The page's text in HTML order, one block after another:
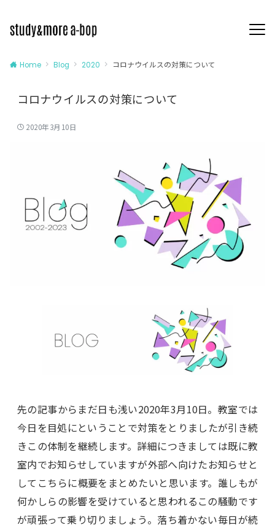
Home Blog 2020 コロナウイルスの対策について
コロナウイルスの対策について
2020年3月10日
先の記事からまだ日も浅い2020年3月10日。教室では
今日を目処にということで対策をとりましたが引き続
きこの体制を継続します。詳細につきましては既に教
室内でお知らせしていますが外部へ向けたお知らせと
してこちらに概要をまとめたいと思います。誰しもが
何かしらの影響を受けていると思われるこの騒動です
が頑張って乗り切りましょう。落ち着かない毎日が続